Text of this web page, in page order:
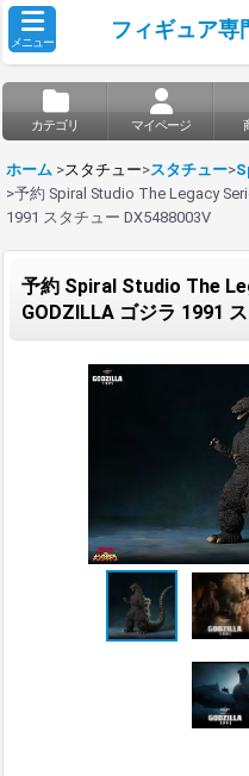
メニュー
フィギュア専
カテゴリ マイページ
ホーム >スタチュー>スタチュー>
>予約 Spiral Studio The Legacy
1991 スタチュー DX5488003V
予約 Spiral Studio The
GODZILLA ゴジラ 1991